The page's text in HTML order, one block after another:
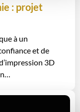
: projet
à un
et de
3D